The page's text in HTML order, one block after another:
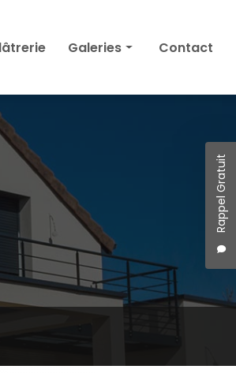
Rappel Gratuit
Galeries Contact